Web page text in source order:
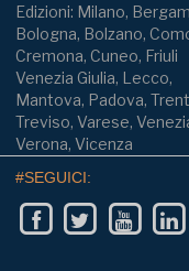
Edizioni: Milano,
Bologna, Bolzano,
Cremona, Cuneo, Friuli
Venezia Giulia, Lecco,
Mantova, Padova,
Treviso, Varese,
Verona, Vicenza
#SEGUICI: